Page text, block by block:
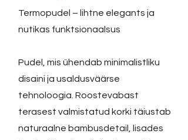
Termopudel – lihtne elegants ja
nutikas funktsionaalsus
Pudel, mis ühendab minimalistliku
disaini ja usaldusväärse
tehnoloogia. Roostevabast
terasest valmistatud korki täiustab
naturaalne bambusdetail, lisades